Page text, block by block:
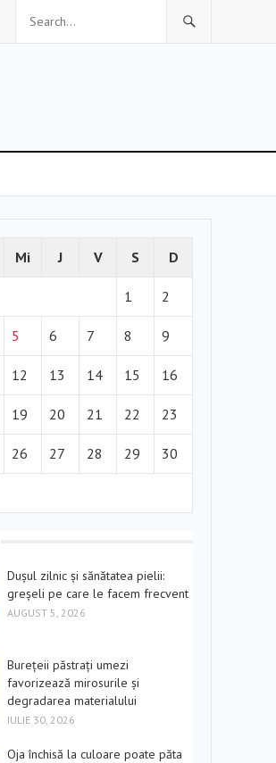
Mi J V S D
1 2
5 6 7 8 9
12 13 14 15 16
19 20 21 22 23
26 27 28 29 30
Dușul zilnic și sănătatea pielii:
greșeli pe care le facem frecvent
AUGUST 5, 2026
Burețeii păstrați umezi
favorizează mirosurile și
degradarea materialului
IULIE 30, 2026
Oja închisă la culoare poate păta